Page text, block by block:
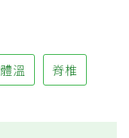
體溫 脊椎